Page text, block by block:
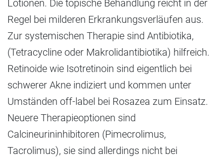
Lotionen. Die topische Behandlung reicht in der
Regel bei milderen Erkrankungsverläufen aus.
Zur systemischen Therapie sind Antibiotika,
(Tetracycline oder Makrolidantibiotika) hilfreich.
Retinoide wie Isotretinoin sind eigentlich bei
schwerer Akne indiziert und kommen unter
Umständen off-label bei Rosazea zum Einsatz.
Neuere Therapieoptionen sind
Calcineurininhibitoren (Pimecrolimus,
Tacrolimus), sie sind allerdings nicht bei